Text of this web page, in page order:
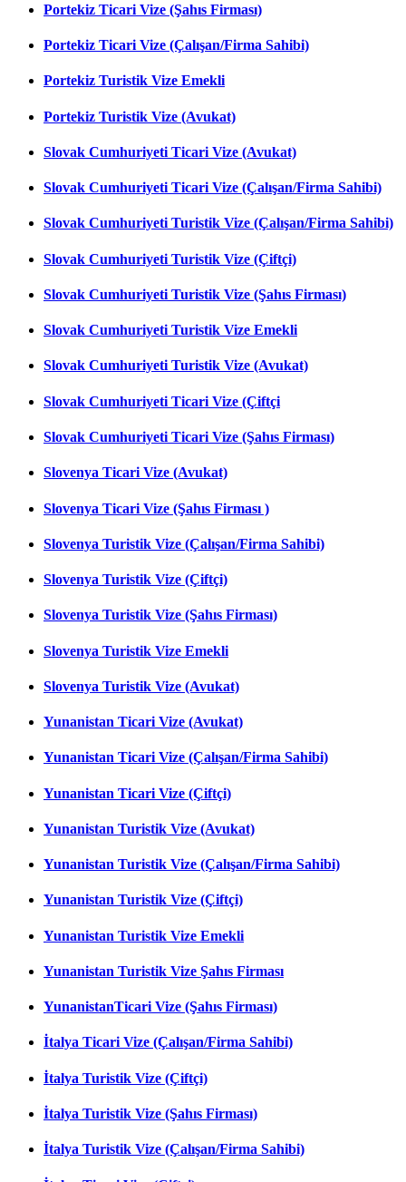
Portekiz Ticari Vize (Şahıs Firması)
Portekiz Ticari Vize (Çalışan/Firma Sahibi)
Portekiz Turistik Vize Emekli
Portekiz Turistik Vize (Avukat)
Slovak Cumhuriyeti Ticari Vize (Avukat)
Slovak Cumhuriyeti Ticari Vize (Çalışan/Firma Sahibi)
Slovak Cumhuriyeti Turistik Vize (Çalışan/Firma Sahibi)
Slovak Cumhuriyeti Turistik Vize (Çiftçi)
Slovak Cumhuriyeti Turistik Vize (Şahıs Firması)
Slovak Cumhuriyeti Turistik Vize Emekli
Slovak Cumhuriyeti Turistik Vize (Avukat)
Slovak Cumhuriyeti Ticari Vize (Çiftçi
Slovak Cumhuriyeti Ticari Vize (Şahıs Firması)
Slovenya Ticari Vize (Avukat)
Slovenya Ticari Vize (Şahıs Firması )
Slovenya Turistik Vize (Çalışan/Firma Sahibi)
Slovenya Turistik Vize (Çiftçi)
Slovenya Turistik Vize (Şahıs Firması)
Slovenya Turistik Vize Emekli
Slovenya Turistik Vize (Avukat)
Yunanistan Ticari Vize (Avukat)
Yunanistan Ticari Vize (Çalışan/Firma Sahibi)
Yunanistan Ticari Vize (Çiftçi)
Yunanistan Turistik Vize (Avukat)
Yunanistan Turistik Vize (Çalışan/Firma Sahibi)
Yunanistan Turistik Vize (Çiftçi)
Yunanistan Turistik Vize Emekli
Yunanistan Turistik Vize Şahıs Firması
YunanistanTicari Vize (Şahıs Firması)
İtalya Ticari Vize (Çalışan/Firma Sahibi)
İtalya Turistik Vize (Çiftçi)
İtalya Turistik Vize (Şahıs Firması)
İtalya Turistik Vize (Çalışan/Firma Sahibi)